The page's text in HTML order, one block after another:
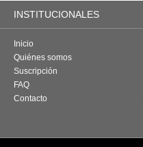
INSTITUCIONALES
Inicio
Quiénes somos
Suscripción
FAQ
Contacto